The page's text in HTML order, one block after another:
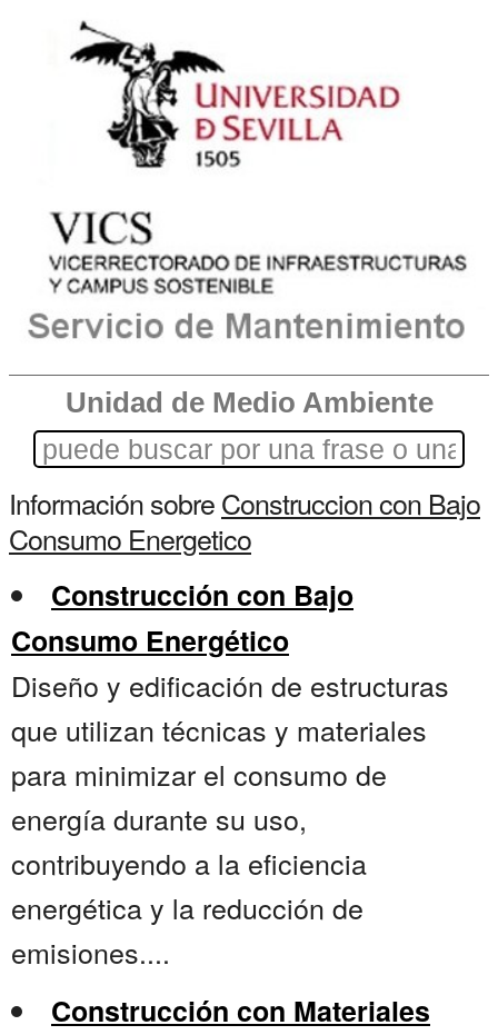
Unidad de Medio Ambiente
Información sobreConstruccion con Bajo
Consumo Energetico
Construcción con Bajo
Consumo Energético
Diseño y edificación de estructuras
que utilizan técnicas y materiales
para minimizar el consumo de
energía durante su uso,
contribuyendo a la eficiencia
energética y la reducción de
emisiones....
Construcción con Materiales